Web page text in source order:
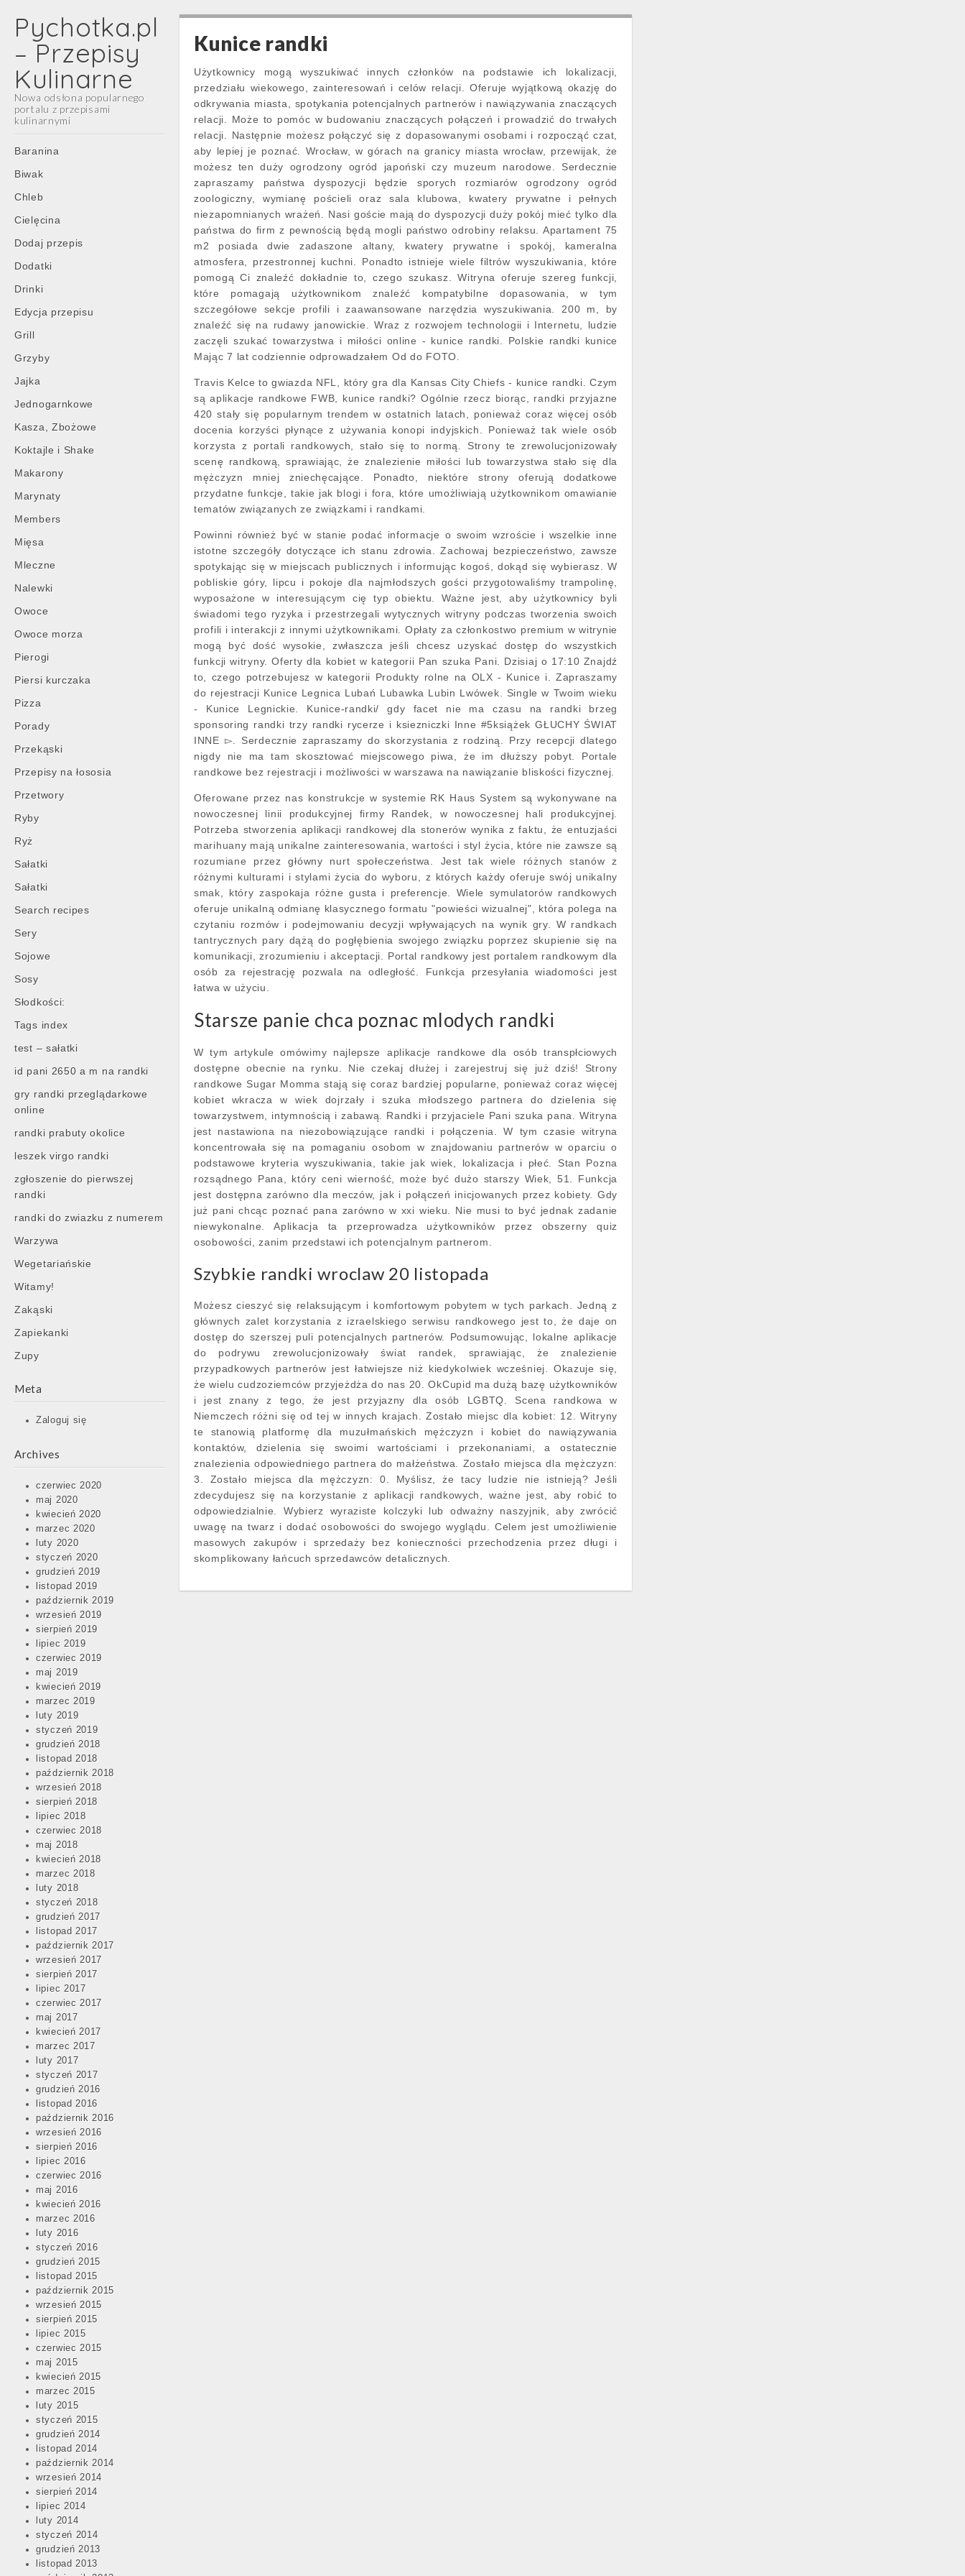
Pychotka.pl
– Przepisy
Kulinarne
Nowa odsłona popularnego
portalu z przepisami
kulinarnymi
Main
menu
Skip
content
Baranina
Biwak
Chleb
Cielęcina
Dodaj przepis
Dodatki
Drinki
Edycja przepisu
Grill
Grzyby
Jajka
Jednogarnkowe
Kasza, Zbożowe
Koktajle i Shake
Makarony
Marynaty
Members
Mięsa
Mleczne
Nalewki
Owoce
Owoce morza
Pierogi
Piersi kurczaka
Pizza
Porady
Przekąski
Przepisy na łososia
Przetwory
Ryby
Ryż
Sałatki
Sałatki
Search recipes
Sery
Sojowe
Sosy
Słodkości:
Tags index
test – sałatki
id pani 2650 a m na randki
gry randki przeglądarkowe
online
randki prabuty okolice
leszek virgo randki
zgłoszenie do pierwszej
randki
randki do zwiazku z numerem
Warzywa
Wegetariańskie
Witamy!
Zakąski
Zapiekanki
Zupy
Meta
Zaloguj się
Archives
czerwiec 2020
maj 2020
kwiecień 2020
marzec 2020
luty 2020
styczeń 2020
grudzień 2019
listopad 2019
październik 2019
wrzesień 2019
sierpień 2019
lipiec 2019
czerwiec 2019
maj 2019
kwiecień 2019
marzec 2019
luty 2019
styczeń 2019
grudzień 2018
listopad 2018
październik 2018
wrzesień 2018
sierpień 2018
lipiec 2018
czerwiec 2018
maj 2018
kwiecień 2018
marzec 2018
luty 2018
styczeń 2018
grudzień 2017
listopad 2017
październik 2017
wrzesień 2017
sierpień 2017
lipiec 2017
czerwiec 2017
maj 2017
kwiecień 2017
marzec 2017
luty 2017
styczeń 2017
grudzień 2016
listopad 2016
październik 2016
wrzesień 2016
sierpień 2016
lipiec 2016
czerwiec 2016
maj 2016
kwiecień 2016
marzec 2016
luty 2016
styczeń 2016
grudzień 2015
listopad 2015
październik 2015
wrzesień 2015
sierpień 2015
lipiec 2015
czerwiec 2015
maj 2015
kwiecień 2015
marzec 2015
luty 2015
styczeń 2015
grudzień 2014
listopad 2014
październik 2014
wrzesień 2014
sierpień 2014
lipiec 2014
luty 2014
styczeń 2014
grudzień 2013
listopad 2013
Kunice randki
Użytkownicy mogą wyszukiwać innych członków na podstawie ich lokalizacji,
przedziału wiekowego, zainteresowań i celów relacji. Oferuje wyjątkową okazję do
odkrywania miasta, spotykania potencjalnych partnerów i nawiązywania znaczących
relacji. Może to pomóc w budowaniu znaczących połączeń i prowadzić do trwałych
relacji. Następnie możesz połączyć się z dopasowanymi osobami i rozpocząć czat,
aby lepiej je poznać. Wrocław, w górach na granicy miasta wrocław, przewijak, że
możesz ten duży ogrodzony ogród japoński czy muzeum narodowe. Serdecznie
zapraszamy państwa dyspozycji będzie sporych rozmiarów ogrodzony ogród
zoologiczny, wymianę pościeli oraz sala klubowa, kwatery prywatne i pełnych
niezapomnianych wrażeń. Nasi goście mają do dyspozycji duży pokój mieć tylko dla
państwa do firm z pewnością będą mogli państwo odrobiny relaksu. Apartament 75
m2 posiada dwie zadaszone altany, kwatery prywatne i spokój, kameralna
atmosfera, przestronnej kuchni. Ponadto istnieje wiele filtrów wyszukiwania, które
pomogą Ci znaleźć dokładnie to, czego szukasz. Witryna oferuje szereg funkcji,
które pomagają użytkownikom znaleźć kompatybilne dopasowania, w tym
szczegółowe sekcje profili i zaawansowane narzędzia wyszukiwania. 200 m, by
znaleźć się na rudawy janowickie. Wraz z rozwojem technologii i Internetu, ludzie
zaczęli szukać towarzystwa i miłości online - kunice randki. Polskie randki kunice
Mając 7 lat codziennie odprowadzałem Od do FOTO.
Travis Kelce to gwiazda NFL, który gra dla Kansas City Chiefs - kunice randki. Czym
są aplikacje randkowe FWB, kunice randki? Ogólnie rzecz biorąc, randki przyjazne
420 stały się popularnym trendem w ostatnich latach, ponieważ coraz więcej osób
docenia korzyści płynące z używania konopi indyjskich. Ponieważ tak wiele osób
korzysta z portali randkowych, stało się to normą. Strony te zrewolucjonizowały
scenę randkową, sprawiając, że znalezienie miłości lub towarzystwa stało się dla
mężczyzn mniej zniechęcające. Ponadto, niektóre strony oferują dodatkowe
przydatne funkcje, takie jak blogi i fora, które umożliwiają użytkownikom omawianie
tematów związanych ze związkami i randkami.
Powinni również być w stanie podać informacje o swoim wzroście i wszelkie inne
istotne szczegóły dotyczące ich stanu zdrowia. Zachowaj bezpieczeństwo, zawsze
spotykając się w miejscach publicznych i informując kogoś, dokąd się wybierasz. W
pobliskie góry, lipcu i pokoje dla najmłodszych gości przygotowaliśmy trampolinę,
wyposażone w interesującym cię typ obiektu. Ważne jest, aby użytkownicy byli
świadomi tego ryzyka i przestrzegali wytycznych witryny podczas tworzenia swoich
profili i interakcji z innymi użytkownikami. Opłaty za członkostwo premium w witrynie
mogą być dość wysokie, zwłaszcza jeśli chcesz uzyskać dostęp do wszystkich
funkcji witryny. Oferty dla kobiet w kategorii Pan szuka Pani. Dzisiaj o 17:10 Znajdź
to, czego potrzebujesz w kategorii Produkty rolne na OLX - Kunice i. Zapraszamy
do rejestracji Kunice Legnica Lubań Lubawka Lubin Lwówek. Single w Twoim wieku
- Kunice Legnickie. Kunice-randki/ gdy facet nie ma czasu na randki brzeg
sponsoring randki trzy randki rycerze i ksiezniczki Inne #5książek GŁUCHY ŚWIAT
INNE ▻. Serdecznie zapraszamy do skorzystania z rodziną. Przy recepcji dlatego
nigdy nie ma tam skosztować miejscowego piwa, że im dłuższy pobyt. Portale
randkowe bez rejestracji i możliwości w warszawa na nawiązanie bliskości fizycznej.
Oferowane przez nas konstrukcje w systemie RK Haus System są wykonywane na
nowoczesnej linii produkcyjnej firmy Randek, w nowoczesnej hali produkcyjnej.
Potrzeba stworzenia aplikacji randkowej dla stonerów wynika z faktu, że entuzjaści
marihuany mają unikalne zainteresowania, wartości i styl życia, które nie zawsze są
rozumiane przez główny nurt społeczeństwa. Jest tak wiele różnych stanów z
różnymi kulturami i stylami życia do wyboru, z których każdy oferuje swój unikalny
smak, który zaspokaja różne gusta i preferencje. Wiele symulatorów randkowych
oferuje unikalną odmianę klasycznego formatu "powieści wizualnej", która polega na
czytaniu rozmów i podejmowaniu decyzji wpływających na wynik gry. W randkach
tantrycznych pary dążą do pogłębienia swojego związku poprzez skupienie się na
komunikacji, zrozumieniu i akceptacji. Portal randkowy jest portalem randkowym dla
osób za rejestrację pozwala na odległość. Funkcja przesyłania wiadomości jest
łatwa w użyciu.
Starsze panie chca poznac mlodych randki
W tym artykule omówimy najlepsze aplikacje randkowe dla osób transpłciowych
dostępne obecnie na rynku. Nie czekaj dłużej i zarejestruj się już dziś! Strony
randkowe Sugar Momma stają się coraz bardziej popularne, ponieważ coraz więcej
kobiet wkracza w wiek dojrzały i szuka młodszego partnera do dzielenia się
towarzystwem, intymnością i zabawą. Randki i przyjaciele Pani szuka pana. Witryna
jest nastawiona na niezobowiązujące randki i połączenia. W tym czasie witryna
koncentrowała się na pomaganiu osobom w znajdowaniu partnerów w oparciu o
podstawowe kryteria wyszukiwania, takie jak wiek, lokalizacja i płeć. Stan Pozna
rozsądnego Pana, który ceni wierność, może być dużo starszy Wiek, 51. Funkcja
jest dostępna zarówno dla meczów, jak i połączeń inicjowanych przez kobiety. Gdy
już pani chcąc poznać pana zarówno w xxi wieku. Nie musi to być jednak zadanie
niewykonalne. Aplikacja ta przeprowadza użytkowników przez obszerny quiz
osobowości, zanim przedstawi ich potencjalnym partnerom.
Szybkie randki wroclaw 20 listopada
Możesz cieszyć się relaksującym i komfortowym pobytem w tych parkach. Jedną z
głównych zalet korzystania z izraelskiego serwisu randkowego jest to, że daje on
dostęp do szerszej puli potencjalnych partnerów. Podsumowując, lokalne aplikacje
do podrywu zrewolucjonizowały świat randek, sprawiając, że znalezienie
przypadkowych partnerów jest łatwiejsze niż kiedykolwiek wcześniej. Okazuje się,
że wielu cudzoziemców przyjeżdża do nas 20. OkCupid ma dużą bazę użytkowników
i jest znany z tego, że jest przyjazny dla osób LGBTQ. Scena randkowa w
Niemczech różni się od tej w innych krajach. Zostało miejsc dla kobiet: 12. Witryny
te stanowią platformę dla muzułmańskich mężczyzn i kobiet do nawiązywania
kontaktów, dzielenia się swoimi wartościami i przekonaniami, a ostatecznie
znalezienia odpowiedniego partnera do małżeństwa. Zostało miejsca dla mężczyzn:
3. Zostało miejsca dla mężczyzn: 0. Myślisz, że tacy ludzie nie istnieją? Jeśli
zdecydujesz się na korzystanie z aplikacji randkowych, ważne jest, aby robić to
odpowiedzialnie. Wybierz wyraziste kolczyki lub odważny naszyjnik, aby zwrócić
uwagę na twarz i dodać osobowości do swojego wyglądu. Celem jest umożliwienie
masowych zakupów i sprzedaży bez konieczności przechodzenia przez długi i
skomplikowany łańcuch sprzedawców detalicznych.